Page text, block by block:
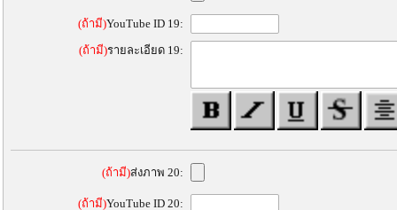
(ถ้ามี)YouTube ID 19:
(ถ้ามี)รายละเอียด 19:
(ถ้ามี)ส่งภาพ 20:
(ถ้ามี)YouTube ID 20: